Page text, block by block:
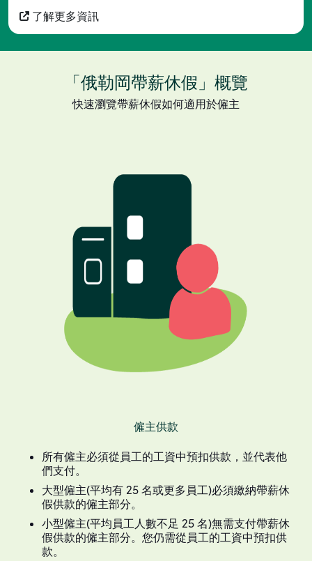
了解更多資訊
「俄勒岡帶薪休假」概覽
快速瀏覽帶薪休假如何適用於僱主
僱主供款
所有僱主必須從員工的工資中預扣供款，並代表他
們支付。
大型僱主(平均有 25 名或更多員工)必須繳納帶薪休
假供款的僱主部分。
小型僱主(平均員工人數不足 25 名)無需支付帶薪休
假供款的僱主部分。您仍需從員工的工資中預扣供
款。